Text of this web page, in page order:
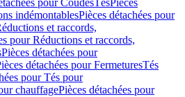
pour CoudesTésPièces
indémontablesPièces détachées pour
et raccords,
pour Réductions et raccords,
Pièces détachées pour
détachées pour FermeturesTés
pour Tés pour
chauffagePièces détachées pour